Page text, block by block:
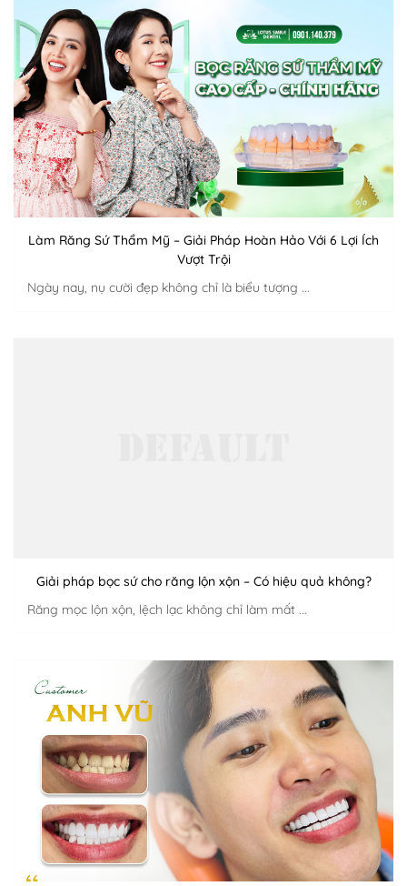
Làm Răng Sứ Thẩm Mỹ – Giải Pháp Hoàn Hảo Với 6 Lợi Ích
Vượt Trội
Ngày nay, nụ cười đẹp không chỉ là biểu tượng ...
Giải pháp bọc sứ cho răng lộn xộn – Có hiệu quả không?
Răng mọc lộn xộn, lệch lạc không chỉ làm mất ...
x